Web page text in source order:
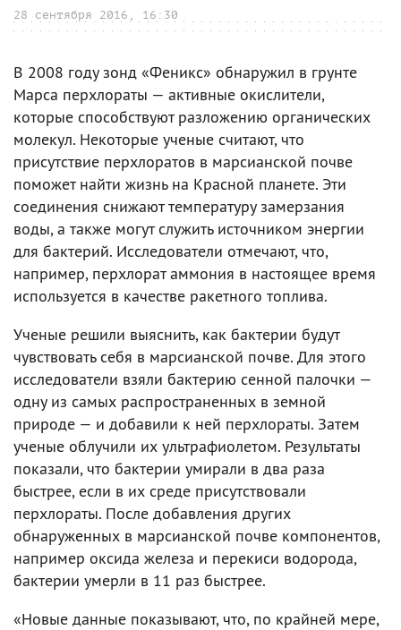
28 сентября 2016, 16:30
В 2008 году зонд «Феникс» обнаружил в грунте
Марса перхлораты — активные окислители,
которые способствуют разложению органических
молекул. Некоторые ученые считают, что
присутствие перхлоратов в марсианской почве
поможет найти жизнь на Красной планете. Эти
соединения снижают температуру замерзания
воды, а также могут служить источником энергии
для бактерий. Исследователи отмечают, что,
например, перхлорат аммония в настоящее время
используется в качестве ракетного топлива.
Ученые решили выяснить, как бактерии будут
чувствовать себя в марсианской почве. Для этого
исследователи взяли бактерию сенной палочки —
одну из самых распространенных в земной
природе — и добавили к ней перхлораты. Затем
ученые облучили их ультрафиолетом. Результаты
показали, что бактерии умирали в два раза
быстрее, если в их среде присутствовали
перхлораты. После добавления других
обнаруженных в марсианской почве компонентов,
например оксида железа и перекиси водорода,
бактерии умерли в 11 раз быстрее.
«Новые данные показывают, что, по крайней мере,